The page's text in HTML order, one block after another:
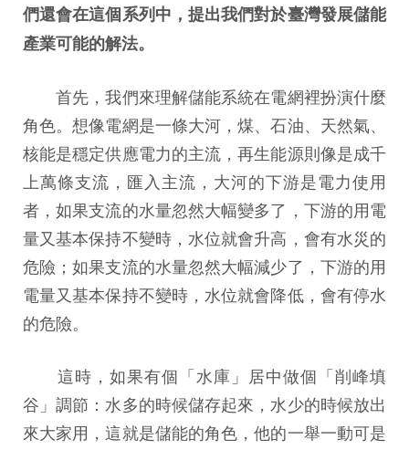
們還會在這個系列中，提出我們對於臺灣發展儲能
產業可能的解法。
首先，我們來理解儲能系統在電網裡扮演什麼
角色。想像電網是一條大河，煤、石油、天然氣、
核能是穩定供應電力的主流，再生能源則像是成千
上萬條支流，匯入主流，大河的下游是電力使用
者，如果支流的水量忽然大幅變多了，下游的用電
量又基本保持不變時，水位就會升高，會有水災的
危險；如果支流的水量忽然大幅減少了，下游的用
電量又基本保持不變時，水位就會降低，會有停水
的危險。
這時，如果有個「水庫」居中做個「削峰填
谷」調節：水多的時候儲存起來，水少的時候放出
來大家用，這就是儲能的角色，他的一舉一動可是